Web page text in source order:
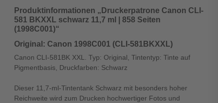
Produktinformationen „Druckerpatrone Canon CLI-
581 BKXXL schwarz 11,7 ml | 858 Seiten
(1998C001)“
Original: Canon 1998C001 (CLI-581BKXXL)
Canon CLI-581BK XXL. Typ: Original, Tintentyp: Tinte auf
Pigmentbasis, Druckfarben: Schwarz
Dieser 11,7-ml-Tintentank Schwarz mit besonders hoher
Reichweite wird zum Drucken hochwertiger Fotos und